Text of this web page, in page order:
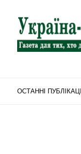
"Україна-
Центр"
ОСТАННІ ПУБЛІКАЦІЇ